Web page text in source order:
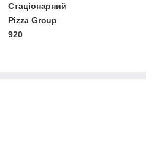
Стаціонарний
Pizza Group
920